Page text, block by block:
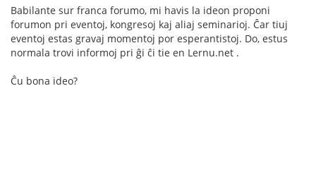
Babilante sur franca forumo, mi havis la ideon proponi
forumon pri eventoj, kongresoj kaj aliaj seminarioj. Ĉar tiuj
eventoj estas gravaj momentoj por esperantistoj. Do, estus
normala trovi informoj pri ĝi ĉi tie en Lernu.net .
Ĉu bona ideo?